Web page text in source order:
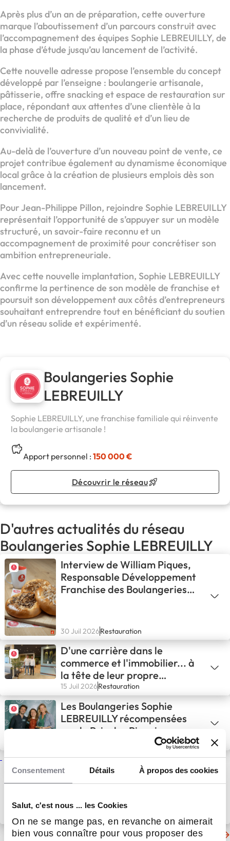
Consentement Détails À propos des cookies
Salut, c'est nous ... les Cookies
On ne se mange pas, en revanche on aimerait
bien vous connaître pour vous proposer des
Après plus d’un an de préparation, cette ouverture
marque l’aboutissement d’un parcours construit avec
l’accompagnement des équipes Sophie LEBREUILLY, de
la phase d’étude jusqu’au lancement de l’activité.
Cette nouvelle adresse propose l’ensemble du concept
développé par l’enseigne : boulangerie artisanale,
pâtisserie, offre snacking et espace de restauration sur
place, répondant aux attentes d’une clientèle à la
recherche de produits de qualité et d’un lieu de
convivialité.
Au-delà de l’ouverture d’un nouveau point de vente, ce
projet contribue également au dynamisme économique
local grâce à la création de plusieurs emplois dès son
lancement.
Pour Jean-Philippe Pillon, rejoindre Sophie LEBREUILLY
représentait l’opportunité de s’appuyer sur un modèle
structuré, un savoir-faire reconnu et un
accompagnement de proximité pour concrétiser son
ambition entrepreneuriale.
Avec cette nouvelle implantation, Sophie LEBREUILLY
confirme la pertinence de son modèle de franchise et
poursuit son développement aux côtés d’entrepreneurs
souhaitant entreprendre tout en bénéficiant du soutien
d’un réseau solide et expérimenté.
Boulangeries Sophie
LEBREUILLY
Sophie LEBREUILLY, une franchise familiale qui réinvente
la boulangerie artisanale !
Apport personnel :150 000 €
Découvrir le réseau
D'autres actualités du réseau
Boulangeries Sophie LEBREUILLY
Interview de William Piques,
Responsable Développement
Franchise des Boulangeries
30 Juil 2026Restauration
D'une carrière dans le
commerce et l'immobilier... à
la tête de leur propre
boulangerie
15 Juil 2026Restauration
Les Boulangeries Sophie
LEBREUILLY récompensées
par le Prix des Pionniers :
l’histoire d’une intuition
devenue succès collectif
Sophie Lebreuilly poursuit son
développement avec une
l’ouverture d’une boulangerie à
Les dernières actualités de Boulangeries Sophie